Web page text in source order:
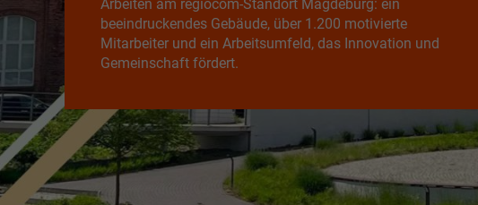
Arbeiten am regiocom-Standort Magdeburg: ein
beeindruckendes Gebäude, über 1.200 motivierte
Mitarbeiter und ein Arbeitsumfeld, das Innovation und
Gemeinschaft fördert.